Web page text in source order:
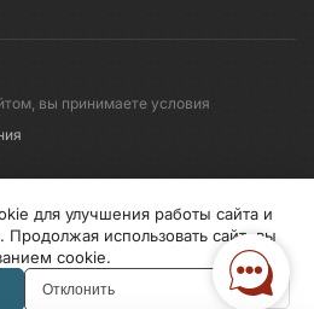
вы принимаете условия
Правила обработки перс.данных
для улучшения работы сайта и
Продолжая использовать сайт, вы
cookie.
Отклонить